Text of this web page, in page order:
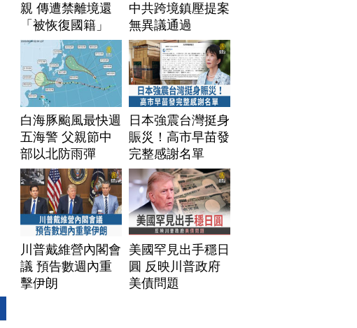
親 傳遭禁離境還
「被恢復國籍」
中共跨境鎮壓提案
無異議通過
白海豚颱風最快週
五海警 父親節中
部以北防雨彈
日本強震台灣挺身
賑災！高市早苗發
完整感謝名單
川普戴維營內閣會
議 預告數週內重
擊伊朗
美國罕見出手穩日
圓 反映川普政府
美債問題